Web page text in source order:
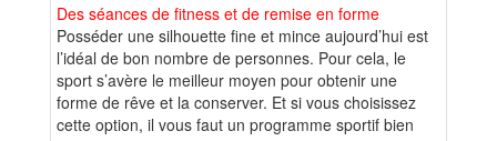
Des séances de fitness et de remise en forme
Posséder une silhouette fine et mince aujourd’hui est
l’idéal de bon nombre de personnes. Pour cela, le
sport s’avère le meilleur moyen pour obtenir une
forme de rêve et la conserver. Et si vous choisissez
cette option, il vous faut un programme sportif bien